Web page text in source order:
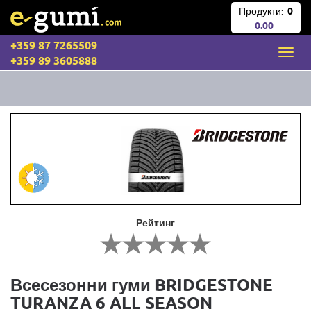
Продукти: 0
0.00
+359 87 7265509
+359 89 3605888
Рейтинг
Всесезонни гуми BRIDGESTONE
TURANZA 6 ALL SEASON